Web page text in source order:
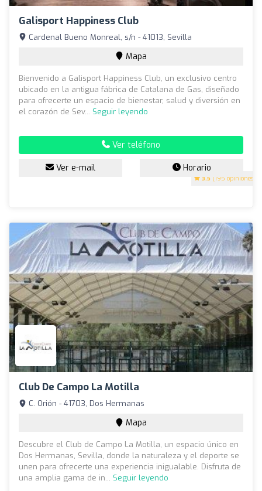
Galisport Happiness Club
3.5 (195 opiniones)
Cardenal Bueno Monreal, s/n - 41013, Sevilla
Mapa
Bienvenido a Galisport Happiness Club, un exclusivo centro
ubicado en la antigua fábrica de Catalana de Gas, diseñado
para ofrecerte un espacio de bienestar, salud y diversión en
el corazón de Sev... Seguir leyendo
Ver teléfono
Ver e-mail Horario
Club De Campo La Motilla
C. Orión - 41703, Dos Hermanas
Mapa
Descubre el Club de Campo La Motilla, un espacio único en
Dos Hermanas, Sevilla, donde la naturaleza y el deporte se
unen para ofrecerte una experiencia inigualable. Disfruta de
una amplia gama de in... Seguir leyendo